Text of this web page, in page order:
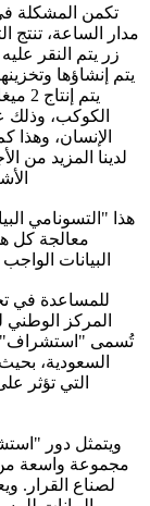
تكمن المشكلة
مدار الساعة، تنتج
زر يتم النقر
يتم إنشاؤها
يتم
الكوكب،
الإنسان، وهذا
لدينا المزيد من
هذا "التسونامي
معالجة كل
البيانات
للمساعدة في
المركز الوطني
تُسمى "استشراف"
السعودية،
التي تؤثر
ويتمثل دور
مجموعة واسعة من
لصناع القرار.